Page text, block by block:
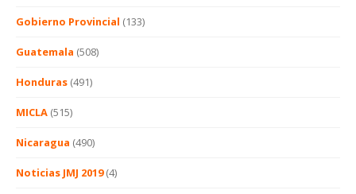
Gobierno Provincial (133)
Guatemala (508)
Honduras (491)
MICLA (515)
Nicaragua (490)
Noticias JMJ 2019(4)